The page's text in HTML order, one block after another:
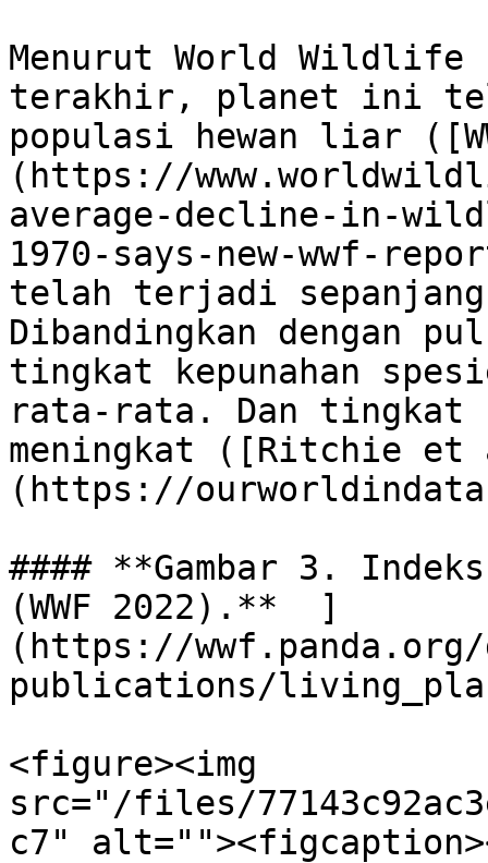
Menurut World Wildlife
terakhir, planet ini
populasi hewan liar
(https://
average-decline-in-
1970-says-new-wwf-
telah terjadi
Dibandingkan dengan
tingkat kepunahan
rata-rata. Dan tingkat
meningkat ([Ritchie et
(https://
#### **Gambar 3.
(WWF 2022).**  ]
(https://wwf.panda.org/
publications/
<figure><img
src="/files/
c7"